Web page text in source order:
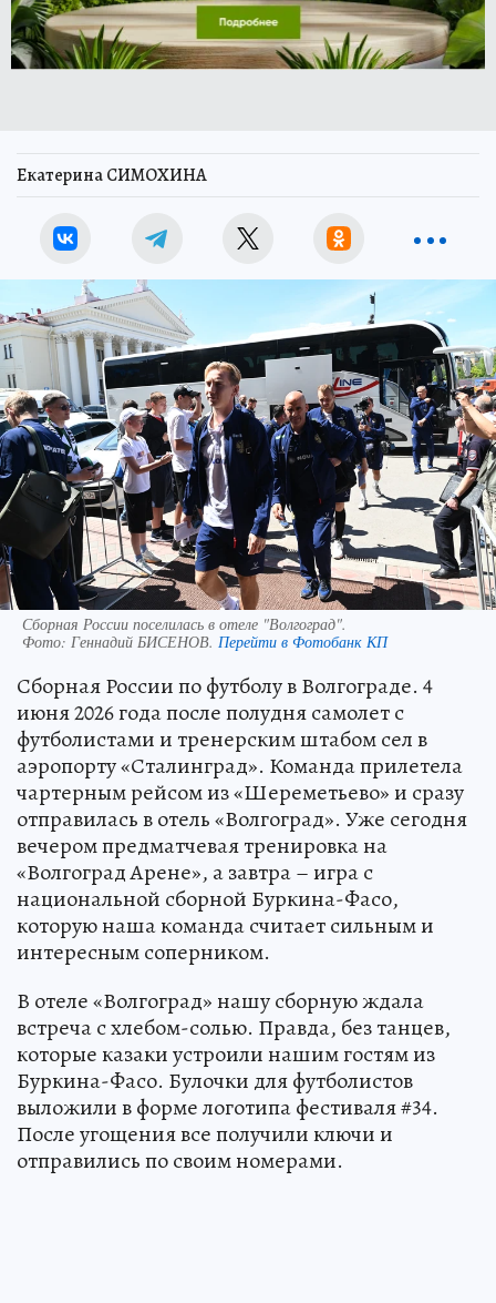
Екатерина СИМОХИНА
Сборная России поселилась в отеле "Волгоград".
Фото: Геннадий БИСЕНОВ. Перейти в Фотобанк КП
Сборная России по футболу в Волгограде. 4
июня 2026 года после полудня самолет с
футболистами и тренерским штабом сел в
аэропорту «Сталинград». Команда прилетела
чартерным рейсом из «Шереметьево» и сразу
отправилась в отель «Волгоград». Уже сегодня
вечером предматчевая тренировка на
«Волгоград Арене», а завтра – игра с
национальной сборной Буркина-Фасо,
которую наша команда считает сильным и
интересным соперником.
В отеле «Волгоград» нашу сборную ждала
встреча с хлебом-солью. Правда, без танцев,
которые казаки устроили нашим гостям из
Буркина-Фасо. Булочки для футболистов
выложили в форме логотипа фестиваля #34.
После угощения все получили ключи и
отправились по своим номерами.